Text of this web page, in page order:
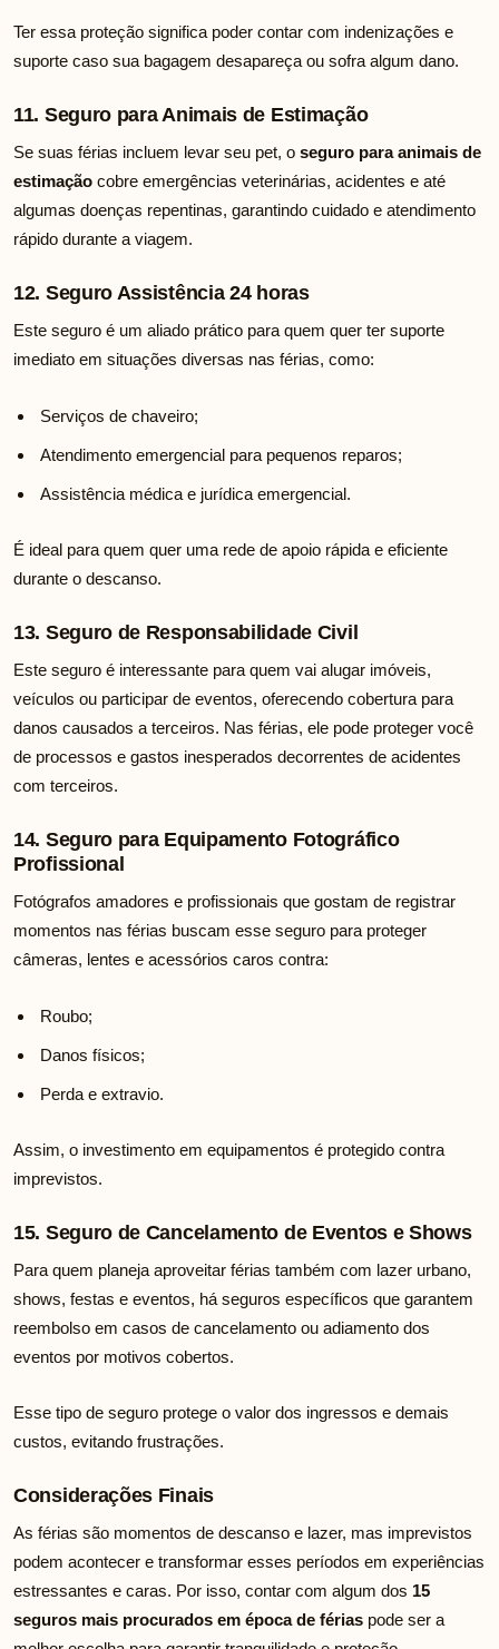
Ter essa proteção significa poder contar com indenizações e
suporte caso sua bagagem desapareça ou sofra algum dano.
11. Seguro para Animais de Estimação
Se suas férias incluem levar seu pet, o seguro para animais de
estimação cobre emergências veterinárias, acidentes e até
algumas doenças repentinas, garantindo cuidado e atendimento
rápido durante a viagem.
12. Seguro Assistência 24 horas
Este seguro é um aliado prático para quem quer ter suporte
imediato em situações diversas nas férias, como:
Serviços de chaveiro;
Atendimento emergencial para pequenos reparos;
Assistência médica e jurídica emergencial.
É ideal para quem quer uma rede de apoio rápida e eficiente
durante o descanso.
13. Seguro de Responsabilidade Civil
Este seguro é interessante para quem vai alugar imóveis,
veículos ou participar de eventos, oferecendo cobertura para
danos causados a terceiros. Nas férias, ele pode proteger você
de processos e gastos inesperados decorrentes de acidentes
com terceiros.
14. Seguro para Equipamento Fotográfico
Profissional
Fotógrafos amadores e profissionais que gostam de registrar
momentos nas férias buscam esse seguro para proteger
câmeras, lentes e acessórios caros contra:
Roubo;
Danos físicos;
Perda e extravio.
Assim, o investimento em equipamentos é protegido contra
imprevistos.
15. Seguro de Cancelamento de Eventos e Shows
Para quem planeja aproveitar férias também com lazer urbano,
shows, festas e eventos, há seguros específicos que garantem
reembolso em casos de cancelamento ou adiamento dos
eventos por motivos cobertos.
Esse tipo de seguro protege o valor dos ingressos e demais
custos, evitando frustrações.
Considerações Finais
As férias são momentos de descanso e lazer, mas imprevistos
podem acontecer e transformar esses períodos em experiências
estressantes e caras. Por isso, contar com algum dos 15
seguros mais procurados em época de férias pode ser a